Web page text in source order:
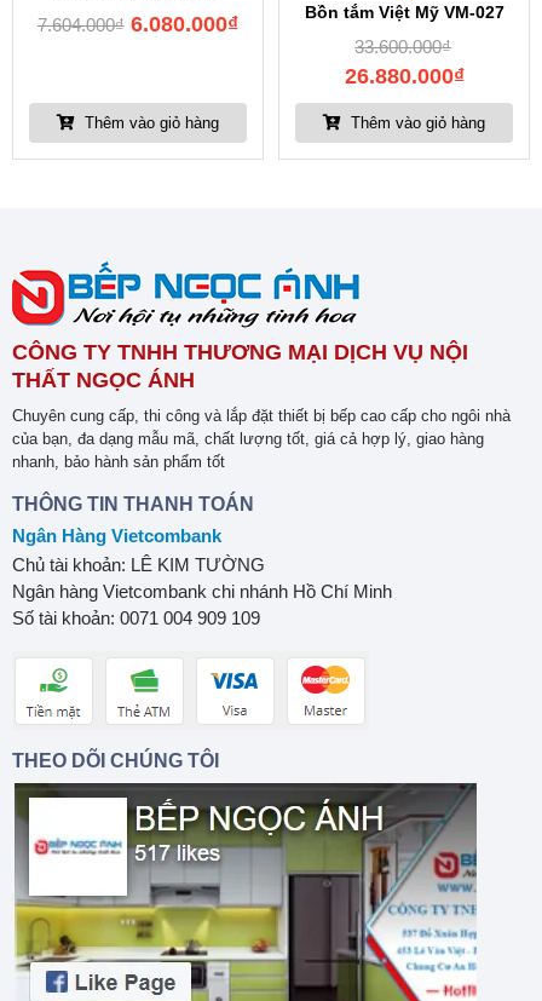
7.604.000₫ 6.080.000₫
Thêm vào giỏ hàng
Bồn tắm Việt Mỹ VM-027
33.600.000₫
26.880.000₫
Thêm vào giỏ hàng
CÔNG TY TNHH THƯƠNG MẠI DỊCH VỤ NỘI
THẤT NGỌC ÁNH
Chuyên cung cấp, thi công và lắp đặt thiết bị bếp cao cấp cho ngôi nhà
của bạn, đa dạng mẫu mã, chất lượng tốt, giá cả hợp lý, giao hàng
nhanh, bảo hành sản phẩm tốt
THÔNG TIN THANH TOÁN
Ngân Hàng Vietcombank
Chủ tài khoản: LÊ KIM TƯỜNG
Ngân hàng Vietcombank chi nhánh Hồ Chí Minh
Số tài khoản: 0071 004 909 109
THEO DÕI CHÚNG TÔI